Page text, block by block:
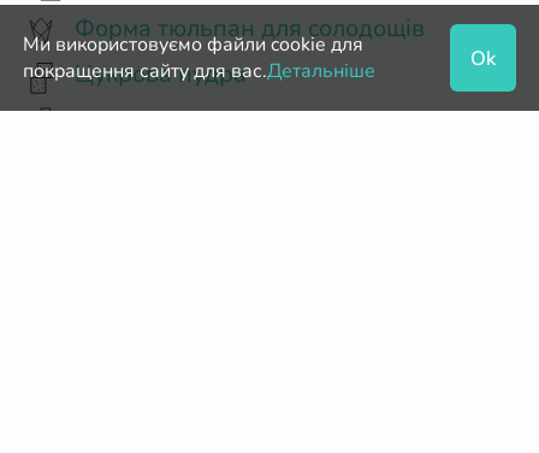
Форма тюльпан для солодощів
Цукрова пудра
Кокосова стружка
Ми використовуємо файли cookie для
покращення сайту для вас.Детальніше Ok